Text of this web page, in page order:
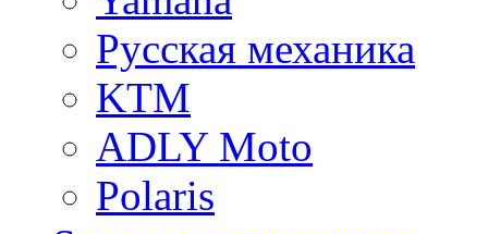
Русская механика
KTM
ADLY Moto
Polaris